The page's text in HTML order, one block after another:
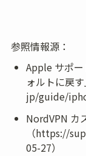
参照情報源：
Apple サポ
ォルトに戻
jp/guide/
NordVPN カ
（https://
05-27）